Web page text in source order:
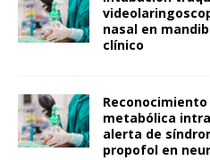
nasal en
clínico
metabólica
alerta de
propofol en